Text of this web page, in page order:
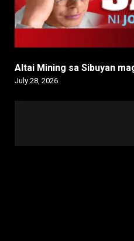
Altai Mining sa Sibuyan
July 28, 2026